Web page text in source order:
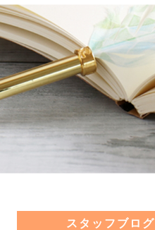
スタッフブログ